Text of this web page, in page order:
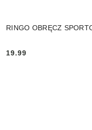
RINGO OBRĘCZ
Cena:
19.99